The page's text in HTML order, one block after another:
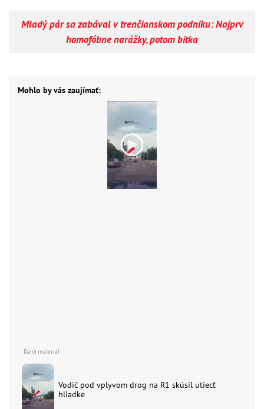
Mladý pár sa zabával v trenčianskom podniku: Najprv
homofóbne narážky, potom bitka
Mohlo by vás zaujímať:
Vodič pod vplyvom drog na R1 skúsil utiecť
hliadke